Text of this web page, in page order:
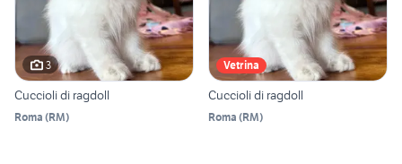
3
Cuccioli di ragdoll
Roma (RM)
Vetrina
Cuccioli di ragdoll
Roma (RM)